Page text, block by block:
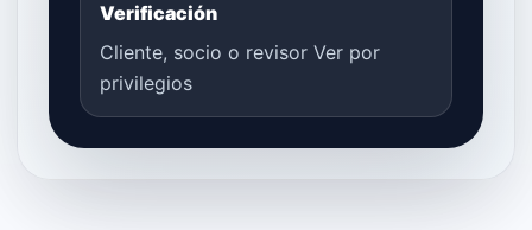
Verificación
Cliente, socio o revisor Ver por
privilegios